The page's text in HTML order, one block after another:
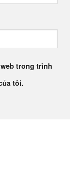
trong trình
tôi.